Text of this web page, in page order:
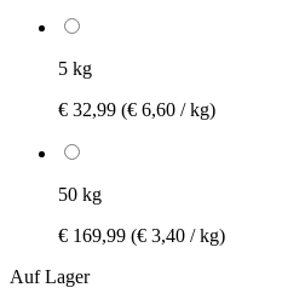
5 kg
€ 32,99 (€ 6,60 / kg)
50 kg
€ 169,99 (€ 3,40 / kg)
Auf Lager